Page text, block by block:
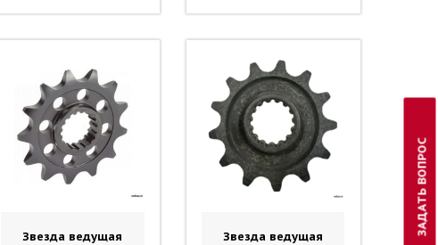
Звезда ведущая Звезда ведущая ЗАДАТЬ ВОПРОС